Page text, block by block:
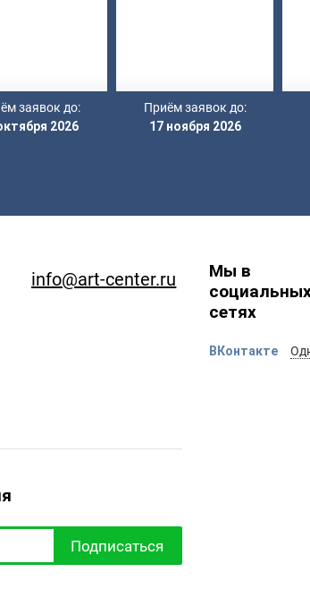
заявок до:
2026
Приём заявок до:
17 ноября 2026
info@art-center.ru
Подписаться
Мы в
сетях
ВКонтакте